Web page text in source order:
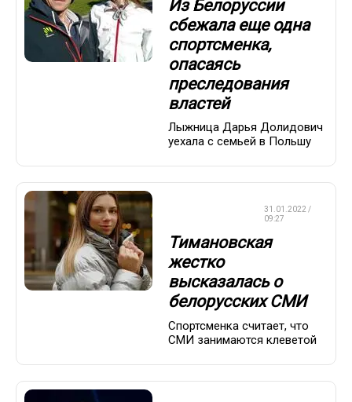
Из Белоруссии
сбежала еще одна
спортсменка,
опасаясь
преследования
властей
Лыжница Дарья Долидович
уехала с семьей в Польшу
31.01.2022 /
09:27
Тимановская
жестко
высказалась о
белорусских СМИ
Спортсменка считает, что
СМИ занимаются клеветой